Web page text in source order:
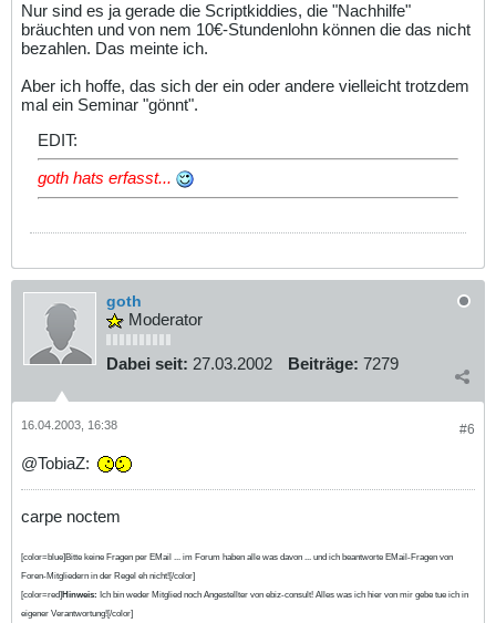
Nur sind es ja gerade die Scriptkiddies, die "Nachhilfe"
bräuchten und von nem 10€-Stundenlohn können die das nicht
bezahlen. Das meinte ich.
Aber ich hoffe, das sich der ein oder andere vielleicht trotzdem
mal ein Seminar "gönnt".
EDIT:
goth hats erfasst...
goth
Moderator
Dabei seit: 27.03.2002 Beiträge: 7279
#6
16.04.2003, 16:38
@TobiaZ:
carpe noctem
[color=blue]Bitte keine Fragen per EMail ... im Forum haben alle was davon ... und ich beantworte EMail-Fragen von
Foren-Mitgliedern in der Regel eh nicht![/color]
[color=red] Hinweis: Ich bin weder Mitglied noch Angestellter von ebiz-consult! Alles was ich hier von mir gebe tue ich in
eigener Verantwortung![/color]